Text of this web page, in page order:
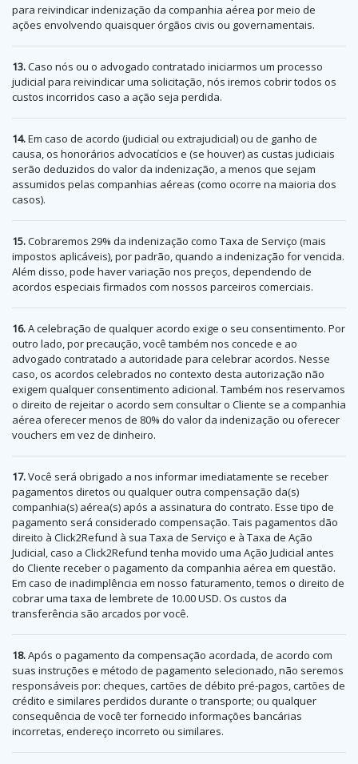
para reivindicar indenização da companhia aérea por meio de
ações envolvendo quaisquer órgãos civis ou governamentais.
13.Caso nós ou o advogado contratado iniciarmos um processo
judicial para reivindicar uma solicitação, nós iremos cobrir todos os
custos incorridos caso a ação seja perdida.
14.Em caso de acordo (judicial ou extrajudicial) ou de ganho de
causa, os honorários advocatícios e (se houver) as custas judiciais
serão deduzidos do valor da indenização, a menos que sejam
assumidos pelas companhias aéreas (como ocorre na maioria dos
casos).
15.Cobraremos 29% da indenização como Taxa de Serviço (mais
impostos aplicáveis), por padrão, quando a indenização for vencida.
Além disso, pode haver variação nos preços, dependendo de
acordos especiais firmados com nossos parceiros comerciais.
16.A celebração de qualquer acordo exige o seu consentimento. Por
outro lado, por precaução, você também nos concede e ao
advogado contratado a autoridade para celebrar acordos. Nesse
caso, os acordos celebrados no contexto desta autorização não
exigem qualquer consentimento adicional. Também nos reservamos
o direito de rejeitar o acordo sem consultar o Cliente se a companhia
aérea oferecer menos de 80% do valor da indenização ou oferecer
vouchers em vez de dinheiro.
17.Você será obrigado a nos informar imediatamente se receber
pagamentos diretos ou qualquer outra compensação da(s)
companhia(s) aérea(s) após a assinatura do contrato. Esse tipo de
pagamento será considerado compensação. Tais pagamentos dão
direito à Click2Refund à sua Taxa de Serviço e à Taxa de Ação
Judicial, caso a Click2Refund tenha movido uma Ação Judicial antes
do Cliente receber o pagamento da companhia aérea em questão.
Em caso de inadimplência em nosso faturamento, temos o direito de
cobrar uma taxa de lembrete de 10.00 USD. Os custos da
transferência são arcados por você.
18.Após o pagamento da compensação acordada, de acordo com
suas instruções e método de pagamento selecionado, não seremos
responsáveis ​​por: cheques, cartões de débito pré-pagos, cartões de
crédito e similares perdidos durante o transporte; ou qualquer
consequência de você ter fornecido informações bancárias
incorretas, endereço incorreto ou similares.